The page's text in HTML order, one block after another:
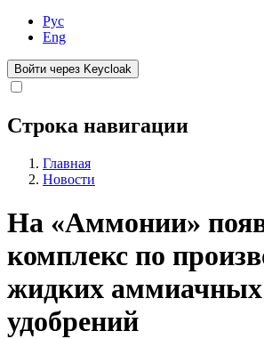
Рус
Eng
Войти через Keycloak
Строка навигации
Главная
Новости
На «Аммонии»
комплекс по
жидких аммиачных
удобрений